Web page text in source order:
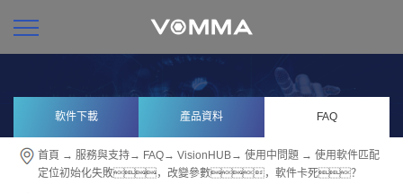
軟件下載 產品資料 FAQ
首頁 →服務與支持→ FAQ→VisionHUB→使用中問題 → 使用軟件匹配
定位初始化失敗，改變參數，軟件卡死？